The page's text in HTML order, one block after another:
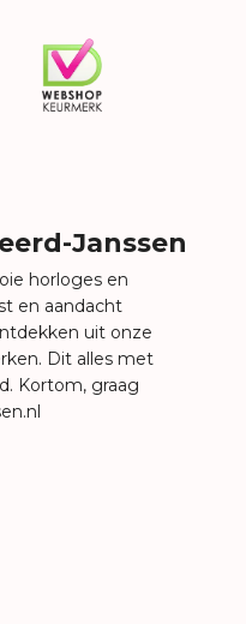
Janssen
horloges en
en aandacht
uit onze
Dit alles met
Kortom, graag